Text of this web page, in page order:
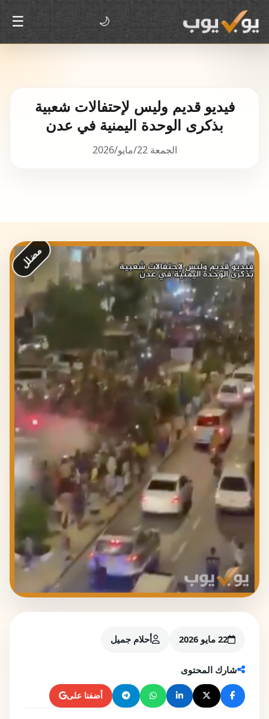
🌙
☰
فيديو قديم وليس لإحتفالات شعبية
بذكرى الوحدة اليمنية في عدن
الجمعة 22/مايو/2026
مضلل
22 مايو 2026 أحلام جميل
شارك المحتوى
أضفنا على